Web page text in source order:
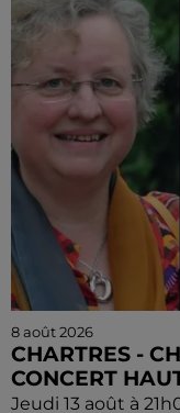
8 août 2026
CHARTRES -
CONCERT
Jeudi 13 août à